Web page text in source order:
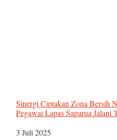
Sinergi Ciptakan Zona Bersih
Pegawai Lapas Saparua Jalani
Tanggal
3 Juli 2025